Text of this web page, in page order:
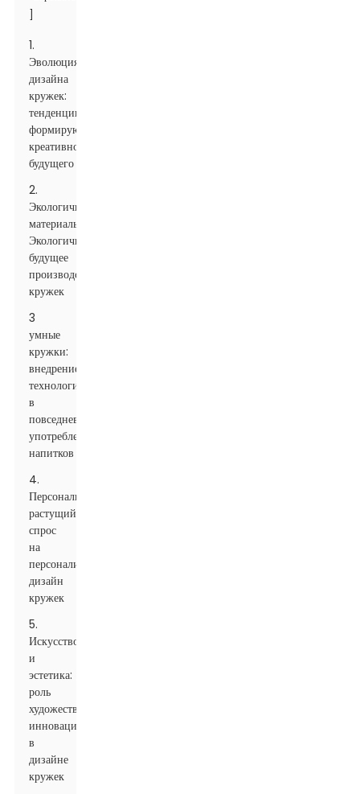
1.
Эволюция
дизайна
кружек:
тенденции,
формирующие
креативность
будущего
2.
Экологичные
материалы:
Экологичное
будущее
производства
кружек
3
умные
кружки:
внедрение
технологий
в
повседневное
употребление
напитков
4.
Персонализация:
растущий
спрос
на
персонализированный
дизайн
кружек
5.
Искусство
и
эстетика:
роль
художественных
инноваций
в
дизайне
кружек